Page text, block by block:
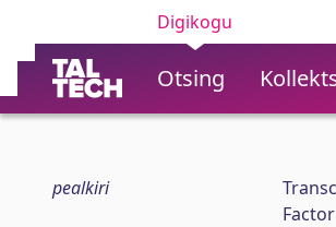
Digikogu
Otsing
pealkiri
Factor